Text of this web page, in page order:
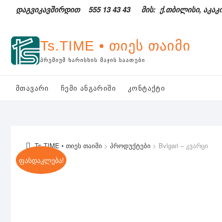
დაგვიკავშირდით 555 13 43 43 მის: ქ.თბილისი,
Ts.TIME • თიეს თაიმი
ᲞᲠᲔᲛᲘᲣᲛ ᲮᲐᲠᲘᲡᲮᲘᲡ ᲛᲐᲯᲘᲡ ᲡᲐᲐᲗᲔᲑᲘ
ᲛᲗᲐᲕᲐᲠᲘ ᲩᲔᲛᲘ ᲐᲜᲒᲐᲠᲘᲨᲘ ᲙᲝᲜᲢᲐᲥᲢᲘ
Ts.TIME • თიეს თაიმი > პროდუქტები > Bvlgari – კვარცი
ფასდაკლება!